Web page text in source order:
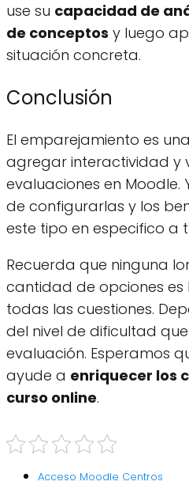
use su capacidad de
de conceptos y luego
situación concreta.
Conclusión
El emparejamiento es
agregar interactividad y
evaluaciones en
de configurarlas y los
este tipo en especifico a
Recuerda que ninguna
cantidad de opciones
todas las cuestiones.
del nivel de dificultad
evaluación. Esperamos
ayude a enriquecer los
curso online.
Acceso Moodle Centros